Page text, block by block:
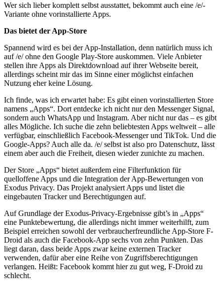
Wer sich lieber komplett selbst ausstattet, bekommt auch eine /e/-
Variante ohne vorinstallierte Apps.
Das bietet der App-Store
Spannend wird es bei der App-Installation, denn natürlich muss ich
auf /e/ ohne den Google Play-Store auskommen. Viele Anbieter
stellen ihre Apps als Direktdownload auf ihrer Webseite bereit,
allerdings scheint mir das im Sinne einer möglichst einfachen
Nutzung eher keine Lösung.
Ich finde, was ich erwartet habe: Es gibt einen vorinstallierten Store
namens „Apps“. Dort entdecke ich nicht nur den Messenger Signal,
sondern auch WhatsApp und Instagram. Aber nicht nur das – es gibt
alles Mögliche. Ich suche die zehn beliebtesten Apps weltweit – alle
verfügbar, einschließlich Facebook-Messenger und TikTok. Und die
Google-Apps? Auch alle da. /e/ selbst ist also pro Datenschutz, lässt
einem aber auch die Freiheit, diesen wieder zunichte zu machen.
Der Store „Apps“ bietet außerdem eine Filterfunktion für
quelloffene Apps und die Integration der App-Bewertungen von
Exodus Privacy. Das Projekt analysiert Apps und listet die
eingebauten Tracker und Berechtigungen auf.
Auf Grundlage der Exodus-Privacy-Ergebnisse gibt’s in „Apps“
eine Punktebewertung, die allerdings nicht immer weiterhilft, zum
Beispiel erreichen sowohl der verbraucherfreundliche App-Store F-
Droid als auch die Facebook-App sechs von zehn Punkten. Das
liegt daran, dass beide Apps zwar keine externen Tracker
verwenden, dafür aber eine Reihe von Zugriffsberechtigungen
verlangen. Heißt: Facebook kommt hier zu gut weg, F-Droid zu
schlecht.